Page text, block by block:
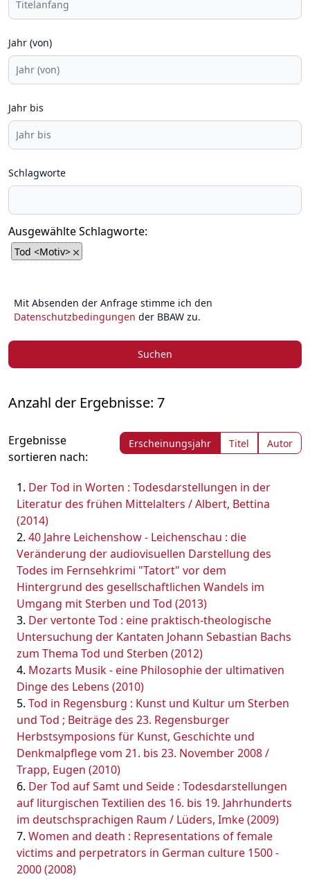
Jahr (von)
Jahr bis
Schlagworte
Ausgewählte Schlagworte:
Tod <Motiv>
Mit Absenden der Anfrage stimme ich den
Datenschutzbedingungen der BBAW zu.
Suchen
Anzahl der Ergebnisse: 7
Ergebnisse
sortieren nach:
Erscheinungsjahr Titel Autor
Der Tod in Worten : Todesdarstellungen in der
Literatur des frühen Mittelalters / Albert, Bettina
(2014)
40 Jahre Leichenshow - Leichenschau : die
Veränderung der audiovisuellen Darstellung des
Todes im Fernsehkrimi "Tatort" vor dem
Hintergrund des gesellschaftlichen Wandels im
Umgang mit Sterben und Tod (2013)
Der vertonte Tod : eine praktisch-theologische
Untersuchung der Kantaten Johann Sebastian Bachs
zum Thema Tod und Sterben (2012)
Mozarts Musik - eine Philosophie der ultimativen
Dinge des Lebens (2010)
Tod in Regensburg : Kunst und Kultur um Sterben
und Tod ; Beiträge des 23. Regensburger
Herbstsymposions für Kunst, Geschichte und
Denkmalpflege vom 21. bis 23. November 2008 /
Trapp, Eugen (2010)
Der Tod auf Samt und Seide : Todesdarstellungen
auf liturgischen Textilien des 16. bis 19. Jahrhunderts
im deutschsprachigen Raum / Lüders, Imke (2009)
Women and death : Representations of female
victims and perpetrators in German culture 1500 -
2000 (2008)